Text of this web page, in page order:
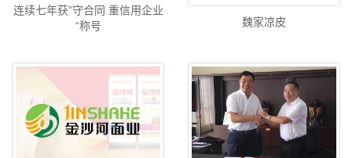
连续七年获”守合同 重信用企业
“称号
魏家凉皮